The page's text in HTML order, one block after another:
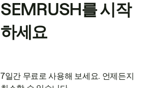
SEMRUSH를 시작
하세요
7일간 무료로 사용해 보세요. 언제든지